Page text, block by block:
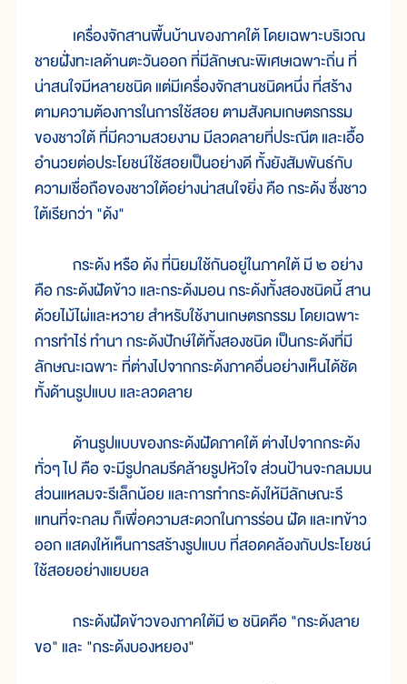
เครื่องจักสานพื้นบ้านของภาคใต้ โดยเฉพาะบริเวณ
ชายฝั่งทะเลด้านตะวันออก ที่มีลักษณะพิเศษเฉพาะถิ่น ที่
น่าสนใจมีหลายชนิด แต่มีเครื่องจักสานชนิดหนึ่ง ที่สร้าง
ตามความต้องการในการใช้สอย ตามสังคมเกษตรกรรม
ของชาวใต้ ที่มีความสวยงาม มีลวดลายที่ประณีต และเอื้อ
อำนวยต่อประโยชน์ใช้สอยเป็นอย่างดี ทั้งยังสัมพันธ์กับ
ความเชื่อถือของชาวใต้อย่างน่าสนใจยิ่ง คือ กระด้ง ซึ่งชาว
ใต้เรียกว่า "ด้ง"
กระด้ง หรือ ด้ง ที่นิยมใช้กันอยู่ในภาคใต้ มี ๒ อย่าง
คือ กระด้งฝัดข้าว และกระด้งมอน กระด้งทั้งสองชนิดนี้ สาน
ด้วยไม้ไผ่และหวาย สำหรับใช้งานเกษตรกรรม โดยเฉพาะ
การทำไร่ ทำนา กระด้งปักษ์ใต้ทั้งสองชนิด เป็นกระด้งที่มี
ลักษณะเฉพาะ ที่ต่างไปจากกระด้งภาคอื่นอย่างเห็นได้ชัด
ทั้งด้านรูปแบบ และลวดลาย
ด้านรูปแบบของกระด้งฝัดภาคใต้ ต่างไปจากกระด้ง
ทั่วๆ ไป คือ จะมีรูปกลมรีคล้ายรูปหัวใจ ส่วนป้านจะกลมมน
ส่วนแหลมจะรีเล็กน้อย และการทำกระด้งให้มีลักษณะรี
แทนที่จะกลม ก็เพื่อความสะดวกในการร่อน ฝัด และเทข้าว
ออก แสดงให้เห็นการสร้างรูปแบบ ที่สอดคล้องกับประโยชน์
ใช้สอยอย่างแยบยล
กระด้งฝัดข้าวของภาคใต้มี ๒ ชนิดคือ "กระด้งลาย
ขอ" และ "กระด้งบองหยอง"